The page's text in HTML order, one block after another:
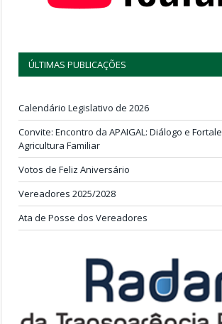
ÚLTIMAS PUBLICAÇÕES
Calendário Legislativo de 2026
Convite: Encontro da APAIGAL: Diálogo e
Agricultura Familiar
Votos de Feliz Aniversário
Vereadores 2025/2028
Ata de Posse dos Vereadores